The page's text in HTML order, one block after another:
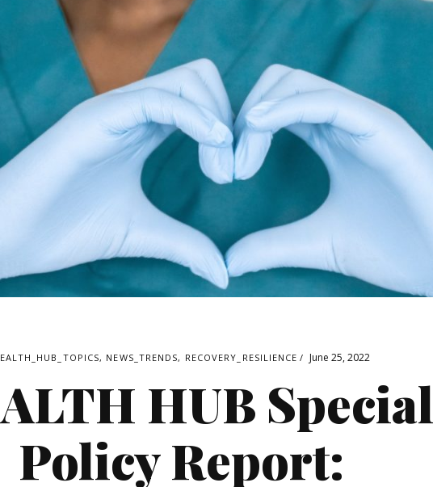
, NEWS_TRENDS, RECOVERY_RESILIENCE June 25, 2022
HUB Special
Policy Report: